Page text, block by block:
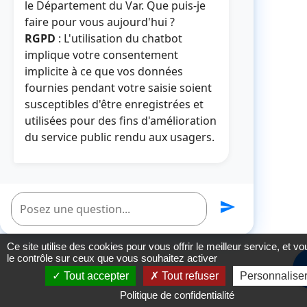
le Département du Var. Que puis-je
faire pour vous aujourd'hui ?
RGPD : L'utilisation du chatbot
implique votre consentement
implicite à ce que vos données
fournies pendant votre saisie soient
susceptibles d'être enregistrées et
utilisées pour des fins d'amélioration
du service public rendu aux usagers.
Poser une question send
Ce site utilise des cookies pour vous offrir le meilleur service, et
le contrôle sur ceux que vous souhaitez activer
Tout accepter
Tout refuser
Personnaliser
Politique de confidentialité